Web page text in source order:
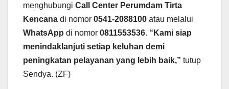
menghubungi Call Center Perumdam Tirta
Kencana di nomor 0541-2088100 atau melalui
WhatsApp di nomor 0811553536. “Kami siap
menindaklanjuti setiap keluhan demi
peningkatan pelayanan yang lebih baik,” tutup
Sendya. (ZF)